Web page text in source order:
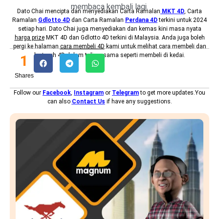
membaca kembali lagi.
Dato Chai mencipta dan menyediakan Carta Ramalan MKT 4D , Carta
Ramalan Gdlotto 4D dan Carta Ramalan Perdana 4Dterkini untuk 2024
setiap hari. Dato Chai juga menyediakan dan kemas kini masa nyata
harga prizeMKT 4D dan Gdlotto 4D terkini di Malaysia. Anda juga boleh
pergi ke halaman cara membeli 4D kami untuk melihat cara membeli dan
bertaruh 4D dalam talian, sama seperti membeli di kedai.
Shares
1
Follow our Facebook, Instagram or Telegramto get more updates.You
can also Contact Us if have any suggestions.